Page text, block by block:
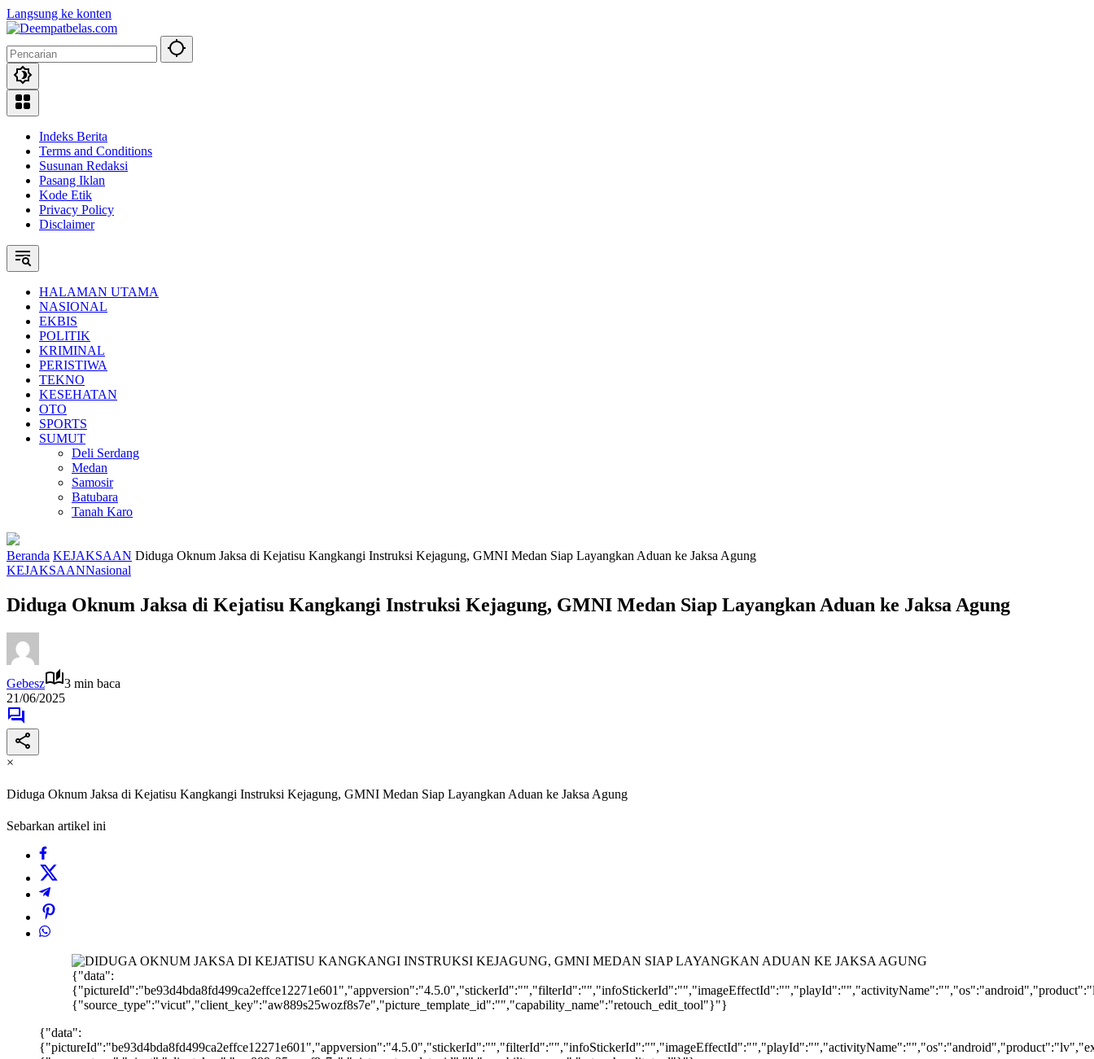
Langsung ke konten
Indeks Berita
Terms and Conditions
Susunan Redaksi
Pasang Iklan
Kode Etik
Privacy Policy
Disclaimer
HALAMAN UTAMA
NASIONAL
EKBIS
POLITIK
KRIMINAL
PERISTIWA
TEKNO
KESEHATAN
OTO
SPORTS
SUMUT
Deli Serdang
Medan
Samosir
Batubara
Tanah Karo
Beranda KEJAKSAAN Diduga Oknum Jaksa di Kejatisu Kangkangi Instruksi Kejagung, GMNI Medan Siap Layangkan Aduan ke Jaksa Agung
KEJAKSAANNasional
Diduga Oknum Jaksa di Kejatisu Kangkangi Instruksi Kejagung, GMNI Medan Siap Layangkan Aduan ke Jaksa Agung
Gebesz
3 min baca
21/06/2025
×
Diduga Oknum Jaksa di Kejatisu Kangkangi Instruksi Kejagung, GMNI Medan Siap Layangkan Aduan ke Jaksa Agung
Sebarkan artikel ini
{"data":
{"source_type":"vicut","client_key":"aw889s25wozf8s7e","picture_template_id":"","capability_name":"retouch_edit_tool"}"}
{"data":